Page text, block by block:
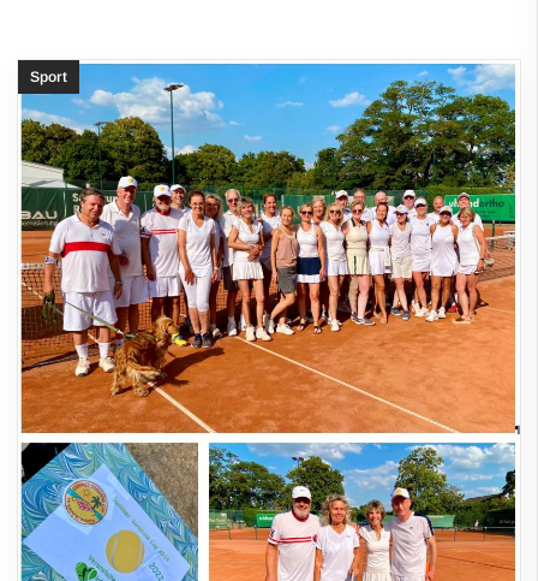
Sport